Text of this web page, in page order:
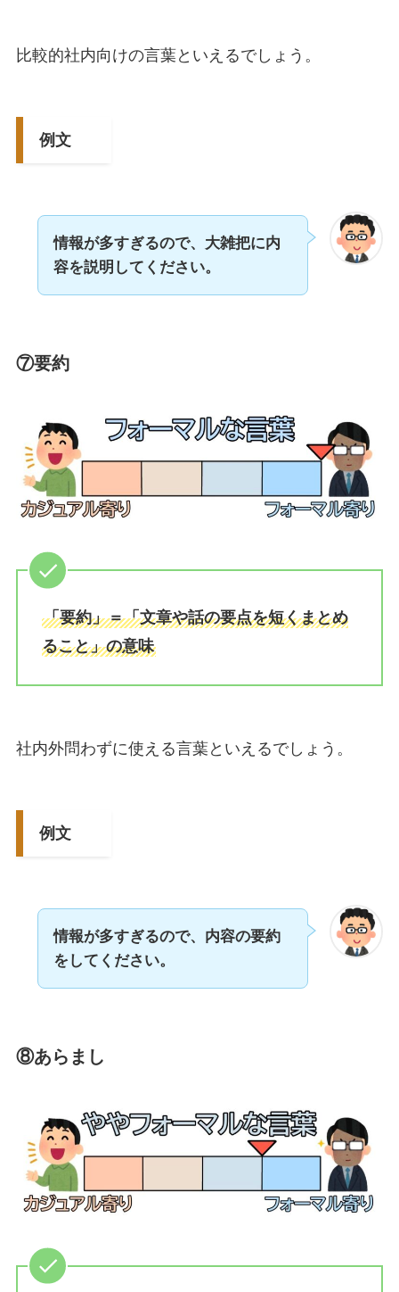
比較的社内向けの言葉といえるでしょう。
例文
情報が多すぎるので、大雑把に内
容を説明してください。
⑦要約
「要約」＝「文章や話の要点を短くまとめ
ること」の意味
社内外問わずに使える言葉といえるでしょう。
例文
情報が多すぎるので、内容の要約
をしてください。
⑧あらまし